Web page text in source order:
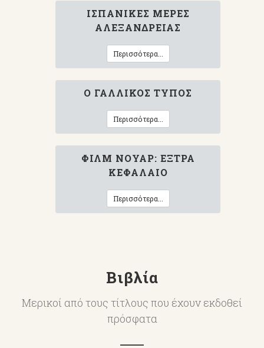
ΙΣΠΑΝΙΚΈΣ ΜΈΡΕΣ
ΑΛΕΞΆΝΔΡΕΙΑΣ
Περισσότερα...
Ο ΓΑΛΛΙΚΌΣ ΤΎΠΟΣ
Περισσότερα...
ΦΙΛΜ ΝΟΥΆΡ: ΈΞΤΡΑ
ΚΕΦΆΛΑΙΟ
Περισσότερα...
Βιβλία
Μερικοί από τους τίτλους που έχουν εκδοθεί
πρόσφατα